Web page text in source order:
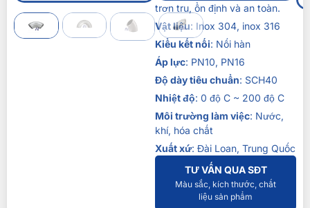
trơn tru, ổn định và an toàn.
Vật liệu: Inox 304, inox 316
Kiểu kết nối: Nối hàn
Áp lực: PN10, PN16
Độ dày tiêu chuẩn: SCH40
Nhiệt độ: 0 độ C ~ 200 độ C
Môi trường làm việc: Nước,
khí, hóa chất
Xuất xứ: Đài Loan, Trung Quốc
TƯ VẤN QUA SĐT
Màu sắc, kích thước, chất
liệu sản phẩm